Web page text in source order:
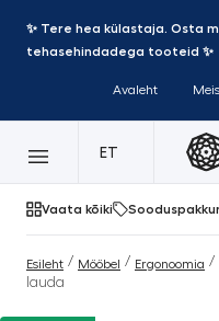
✨ Tere hea külastaja. Osta
tehasehindadega tooteid ✨
Avaleht
ET
Vaata kõiki
Esileht / Mööbel / Ergonoomia /
lauda